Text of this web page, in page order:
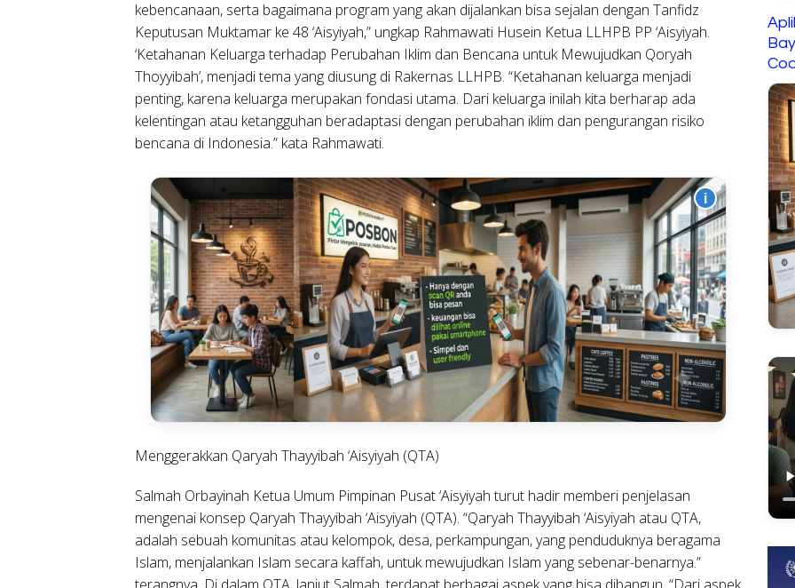
kebencanaan, serta bagaimana program yang akan dijalankan bisa sejalan dengan Tanfidz
Keputusan Muktamar ke 48 ‘Aisyiyah,” ungkap Rahmawati Husein Ketua LLHPB PP ‘Aisyiyah.
‘Ketahanan Keluarga terhadap Perubahan Iklim dan Bencana untuk Mewujudkan Qoryah
Thoyyibah’, menjadi tema yang diusung di Rakernas LLHPB. “Ketahanan keluarga menjadi
penting, karena keluarga merupakan fondasi utama. Dari keluarga inilah kita berharap ada
kelentingan atau ketangguhan beradaptasi dengan perubahan iklim dan pengurangan risiko
bencana di Indonesia.” kata Rahmawati.
i
Menggerakkan Qaryah Thayyibah ‘Aisyiyah (QTA)
Salmah Orbayinah Ketua Umum Pimpinan Pusat ‘Aisyiyah turut hadir memberi penjelasan
mengenai konsep Qaryah Thayyibah ‘Aisyiyah (QTA). “Qaryah Thayyibah ‘Aisyiyah atau QTA,
adalah sebuah komunitas atau kelompok, desa, perkampungan, yang penduduknya beragama
Islam, menjalankan Islam secara kaffah, untuk mewujudkan Islam yang sebenar-benarnya.”